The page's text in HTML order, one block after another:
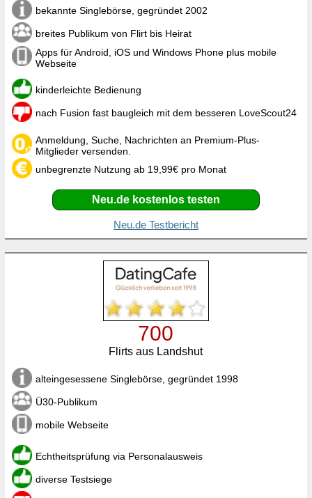
bekannte Singlebörse, gegründet 2002
breites Publikum von Flirt bis Heirat
Apps für Android, iOS und Windows Phone plus mobile
Webseite
kinderleichte Bedienung
nach Fusion fast baugleich mit dem besseren LoveScout24
Anmeldung, Suche, Nachrichten an Premium-Plus-
Mitglieder versenden.
unbegrenzte Nutzung ab 19,99€ pro Monat
Neu.de kostenlos testen
Neu.de Testbericht
700
Flirts aus Landshut
alteingesessene Singlebörse, gegründet 1998
Ü30-Publikum
mobile Webseite
Echtheitsprüfung via Personalausweis
diverse Testsiege